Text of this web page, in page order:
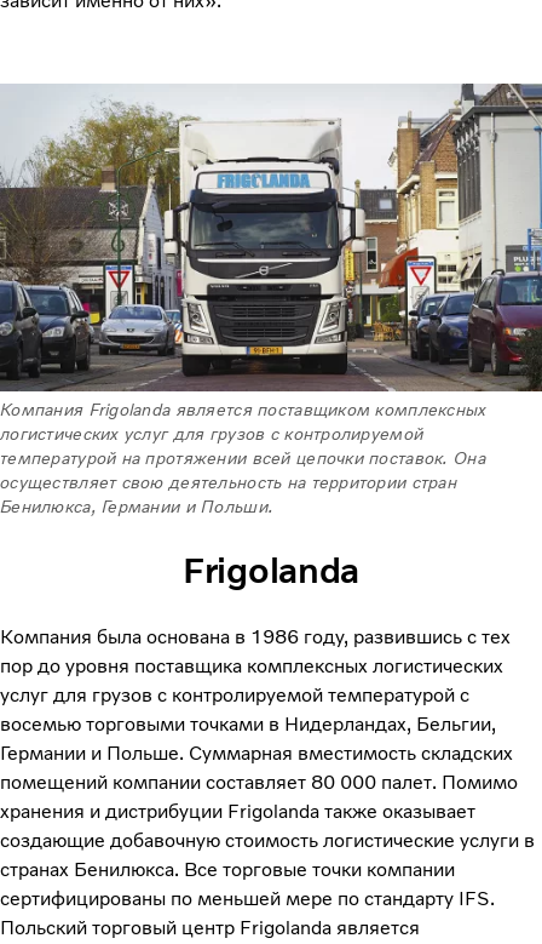
Компания Frigolanda является поставщиком комплексных
логистических услуг для грузов с контролируемой
температурой на протяжении всей цепочки поставок. Она
осуществляет свою деятельность на территории стран
Бенилюкса, Германии и Польши.
Frigolanda
Компания была основана в 1986 году, развившись с тех
пор до уровня поставщика комплексных логистических
услуг для грузов с контролируемой температурой с
восемью торговыми точками в Нидерландах, Бельгии,
Германии и Польше. Суммарная вместимость складских
помещений компании составляет 80 000 палет. Помимо
хранения и дистрибуции Frigolanda также оказывает
создающие добавочную стоимость логистические услуги в
странах Бенилюкса. Все торговые точки компании
сертифицированы по меньшей мере по стандарту IFS.
Польский торговый центр Frigolanda является